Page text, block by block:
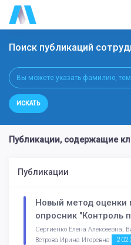
Поиск публикаций
ИСКАТЬ
Публикации, содержащие
Публикации
Новый метод оценки
опросник "Контроль
Сергиенко Елена Алексеевна,
Ветрова Ирина Игоревна